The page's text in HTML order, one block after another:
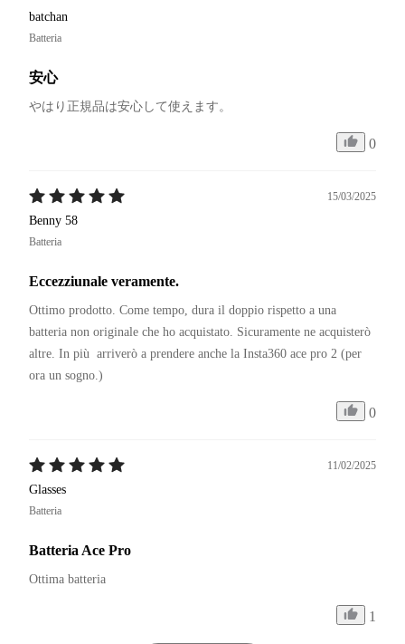
batchan
Batteria
安心
やはり正規品は安心して使えます。
0
15/03/2025
Benny 58
Batteria
Eccezziunale veramente.
Ottimo prodotto. Come tempo, dura il doppio rispetto a una
batteria non originale che ho acquistato. Sicuramente ne acquisterò
altre. In più  arriverò a prendere anche la Insta360 ace pro 2 (per
ora un sogno.)
0
11/02/2025
Glasses
Batteria
Batteria Ace Pro
Ottima batteria
1